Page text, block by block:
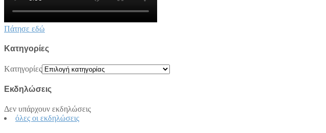
Πάτησε εδώ
Kατηγορίες
Kατηγορίες
Εκδηλώσεις
Δεν υπάρχουν εκδηλώσεις
όλες οι εκδηλώσεις